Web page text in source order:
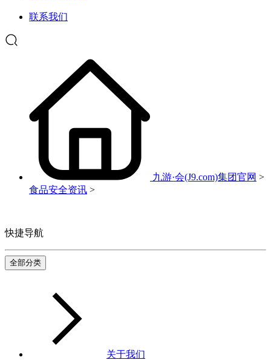
联系我们
九游·会(J9.com)集团官网 >
食品安全资讯 >
快捷导航
全部分类
关于我们